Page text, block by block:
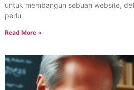
untuk membangun sebuah website,
perlu
Read More »